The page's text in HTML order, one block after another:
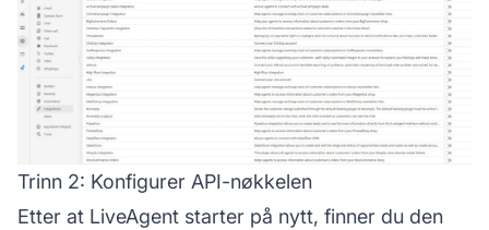
Trinn 2: Konfigurer API-nøkkelen
Etter at LiveAgent starter på nytt, finner du den